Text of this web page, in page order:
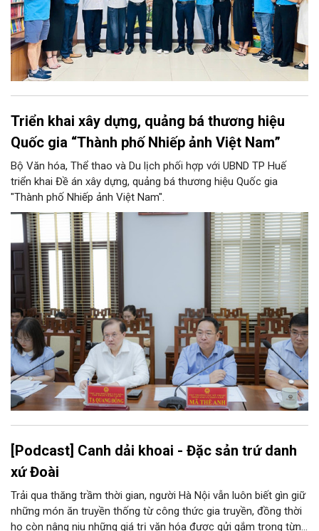
Triển khai xây dựng, quảng bá thương hiệu
Quốc gia “Thành phố Nhiếp ảnh Việt Nam”
Bộ Văn hóa, Thể thao và Du lịch phối hợp với UBND TP Huế
triển khai Đề án xây dựng, quảng bá thương hiệu Quốc gia
"Thành phố Nhiếp ảnh Việt Nam".
[Podcast] Canh dải khoai - Đặc sản trứ danh
xứ Đoài
Trải qua thăng trầm thời gian, người Hà Nội vẫn luôn biết gìn giữ
những món ăn truyền thống từ công thức gia truyền, đồng thời
họ còn nâng niu những giá trị văn hóa được gửi gắm trong từng